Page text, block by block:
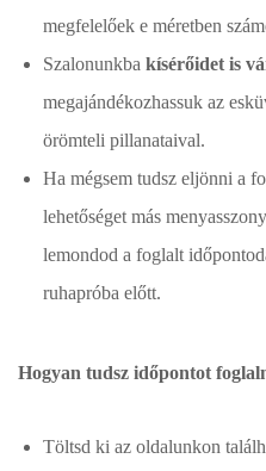
megfelelőek e méretben
Szalonunkbakísérőidet is
megajándékozhassuk az
örömteli pillanataival.
Ha mégsem tudsz eljönni a
lehetőséget más
lemondod a foglalt
ruhapróba előtt.
Hogyan tudsz időpontot
Töltsd ki az oldalunkon